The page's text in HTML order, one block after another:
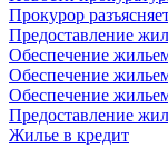
Прокурор
Предоставление
Обеспечение
Обеспечение
Обеспечение
Предоставление
Жилье в кредит